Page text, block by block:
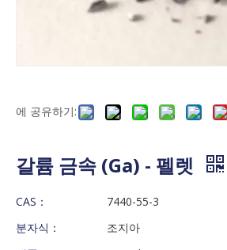
에 공유하기:
갈륨 금속 (Ga) - 펠렛
CAS：
7440-55-3
분자식：
조지아